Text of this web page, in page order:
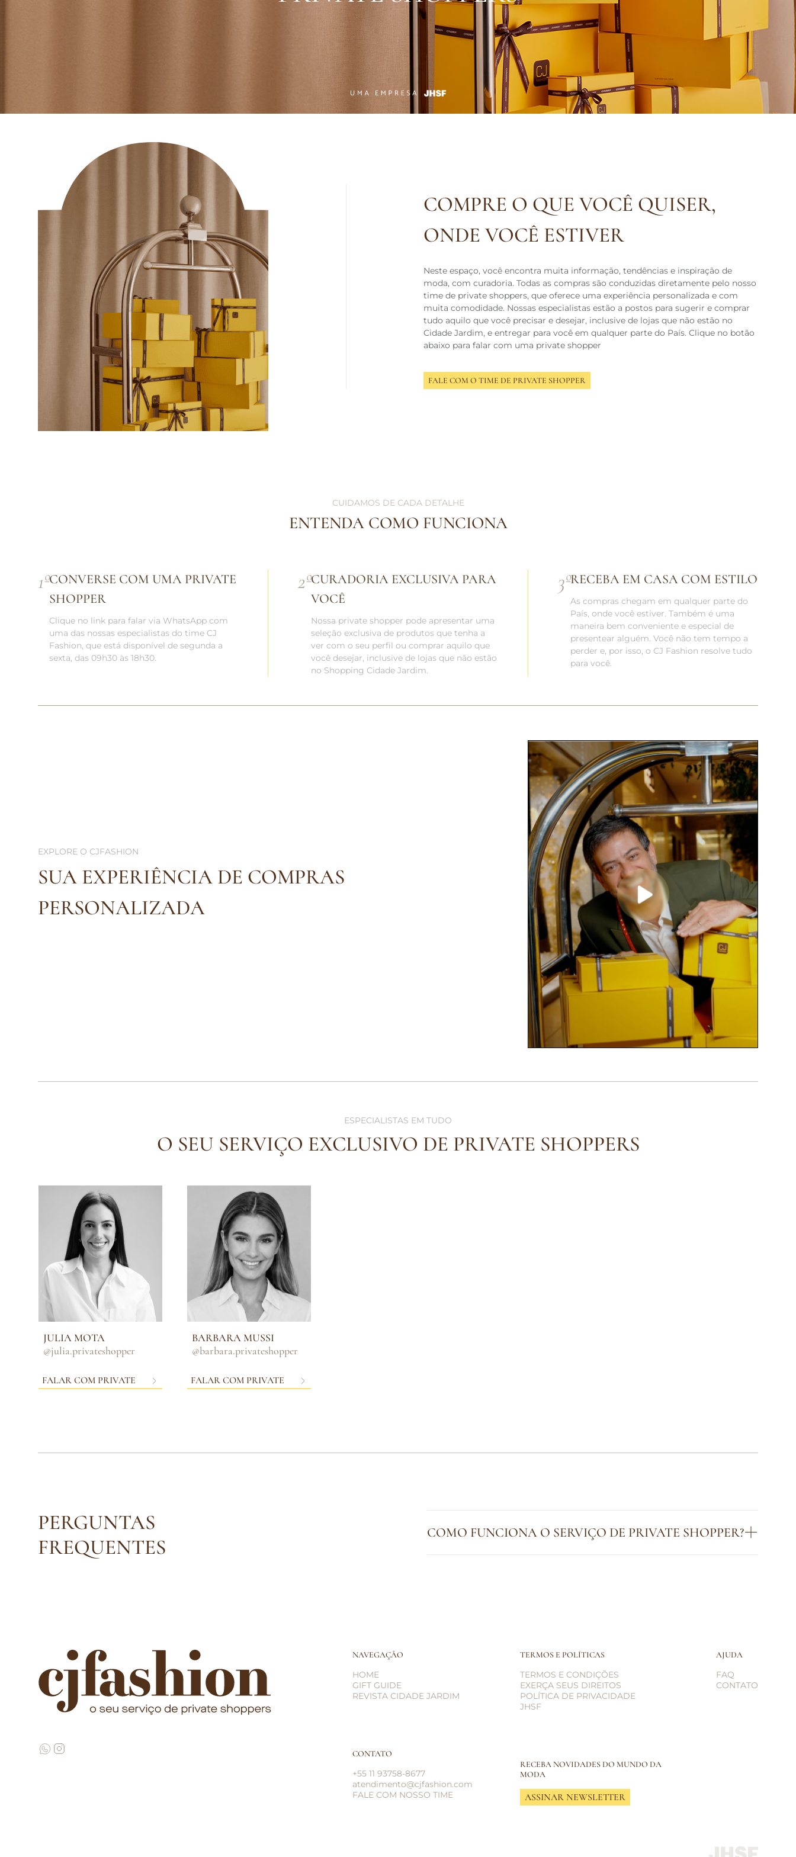
COMPRE O QUE VOCÊ QUISER,
ONDE VOCÊ ESTIVER
Neste espaço, você encontra muita informação, tendências e inspiração de
moda, com curadoria. Todas as compras são conduzidas diretamente pelo nosso
time de private shoppers, que oferece uma experiência personalizada e com
muita comodidade. Nossas especialistas estão a postos para sugerir e comprar
tudo aquilo que você precisar e desejar, inclusive de lojas que não estão no
Cidade Jardim, e entregar para você em qualquer parte do País. Clique no botão
abaixo para falar com uma private shopper
FALE COM O TIME DE PRIVATE SHOPPER
CUIDAMOS DE CADA DETALHE
ENTENDA COMO FUNCIONA
1ºCONVERSE COM UMA PRIVATE
SHOPPER
Clique no link para falar via WhatsApp com
uma das nossas especialistas do time CJ
Fashion, que está disponível de segunda a
sexta, das 09h30 às 18h30.
2ºCURADORIA EXCLUSIVA PARA
VOCÊ
Nossa private shopper pode apresentar uma
seleção exclusiva de produtos que tenha a
ver com o seu perfil ou comprar aquilo que
você desejar, inclusive de lojas que não estão
no Shopping Cidade Jardim.
3ºRECEBA EM CASA COM ESTILO
As compras chegam em qualquer parte do
País, onde você estiver. Também é uma
maneira bem conveniente e especial de
presentear alguém. Você não tem tempo a
perder e, por isso, o CJ Fashion resolve tudo
para você.
EXPLORE O CJFASHION
SUA EXPERIÊNCIA DE COMPRAS
PERSONALIZADA
ESPECIALISTAS EM TUDO
O SEU SERVIÇO EXCLUSIVO DE PRIVATE SHOPPERS
JULIA MOTA
@julia.privateshopper
FALAR COM PRIVATE
BARBARA MUSSI
@barbara.privateshopper
FALAR COM PRIVATE
PERGUNTAS
FREQUENTES
COMO FUNCIONA O SERVIÇO DE PRIVATE SHOPPER?
NAVEGAÇÃO
HOME
GIFT GUIDE
REVISTA CIDADE JARDIM
CONTATO
+55 11 93758-8677
atendimento@cjfashion.com
FALE COM NOSSO TIME
TERMOS E POLÍTICAS
TERMOS E CONDIÇÕES
EXERÇA SEUS DIREITOS
POLÍTICA DE PRIVACIDADE
JHSF
RECEBA NOVIDADES DO MUNDO DA
MODA
ASSINAR NEWSLETTER
AJUDA
FAQ
CONTATO